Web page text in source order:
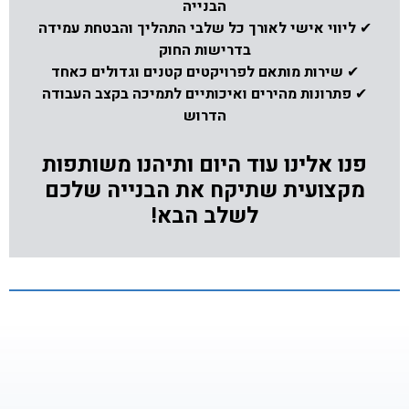
הבנייה
✔ליווי אישי לאורך כל שלבי התהליך והבטחת עמידה
בדרישות החוק
✔שירות מותאם לפרויקטים קטנים וגדולים כאחד
✔פתרונות מהירים ואיכותיים לתמיכה בקצב העבודה
הדרוש
פנו אלינו עוד היום ותיהנו משותפות
מקצועית שתיקח את הבנייה שלכם
לשלב הבא!